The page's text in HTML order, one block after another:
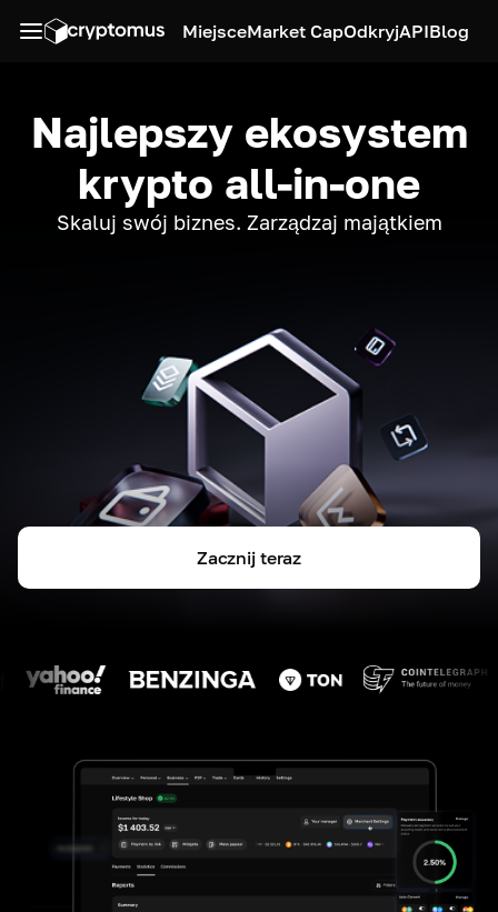
MiejsceMarket CapOdkryjAPIBlog
Najlepszy ekosystem
krypto all-in-one
Skaluj swój biznes. Zarządzaj majątkiem
Zacznij teraz